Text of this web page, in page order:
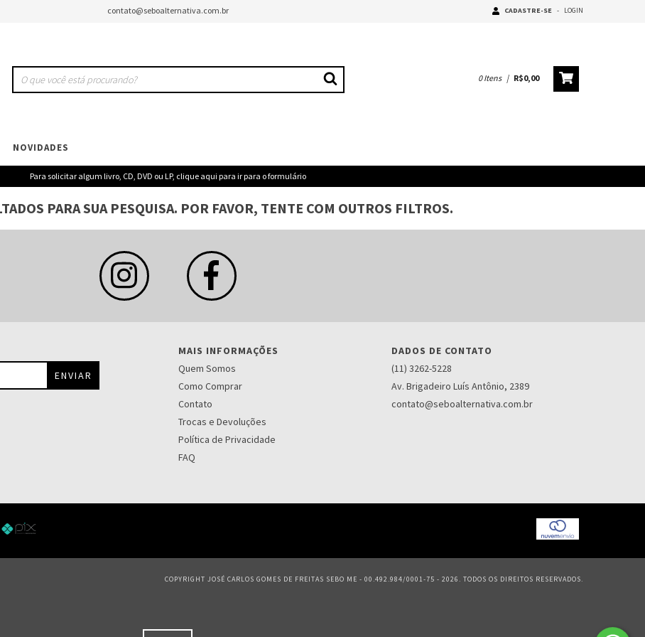
contato@seboalternativa.com.br CADASTRE-SE - LOGIN
0Itens | R$0,00
NOVIDADES
Para solicitar algum livro, CD, DVD ou LP, clique aqui para ir para o formulário
PARA SUA PESQUISA. POR FAVOR, TENTE COM OUTROS FILTROS.
MAIS INFORMAÇÕES
Quem Somos
Como Comprar
Contato
Trocas e Devoluções
Política de Privacidade
FAQ
DADOS DE CONTATO
(11) 3262-5228
Av. Brigadeiro Luís Antônio, 2389
contato@seboalternativa.com.br
COPYRIGHT JOSÉ CARLOS GOMES DE FREITAS SEBO ME - 00.492.984/0001-75 - 2026. TODOS OS DIREITOS RESERVADOS.